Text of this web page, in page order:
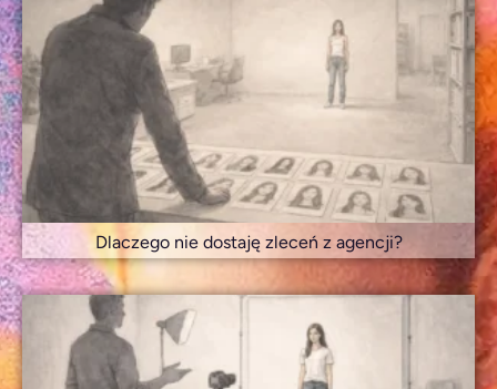
Dlaczego nie dostaję zleceń z agencji?